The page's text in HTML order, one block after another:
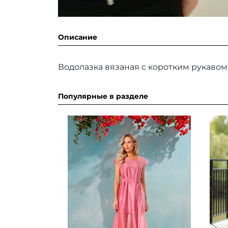
Описание
Водолазка вязаная с коротким
Популярные в разделе